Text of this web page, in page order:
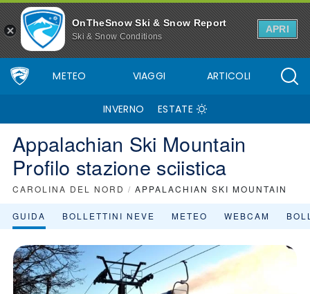
OnTheSnow Ski & Snow Report
Ski & Snow Conditions
APRI
METEO VIAGGI ARTICOLI
INVERNO ESTATE
Appalachian Ski Mountain
Profilo stazione sciistica
CAROLINA DEL NORD / APPALACHIAN SKI MOUNTAIN
GUIDA BOLLETTINI NEVE METEO WEBCAM